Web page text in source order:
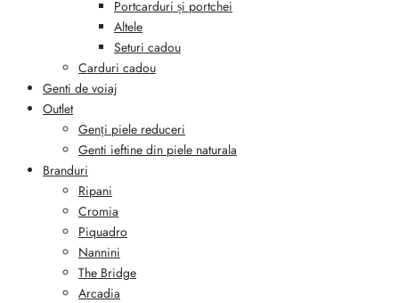
Portcarduri și portchei
Altele
Seturi cadou
Carduri cadou
Genti de voiaj
Outlet
Genți piele reduceri
Genti ieftine din piele naturala
Branduri
Ripani
Cromia
Piquadro
Nannini
The Bridge
Arcadia